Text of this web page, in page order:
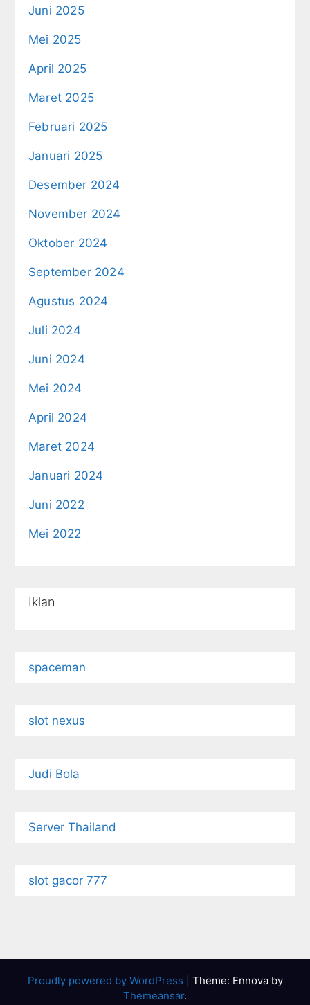
Juni 2025
Mei 2025
April 2025
Maret 2025
Februari 2025
Januari 2025
Desember 2024
November 2024
Oktober 2024
September 2024
Agustus 2024
Juli 2024
Juni 2024
Mei 2024
April 2024
Maret 2024
Januari 2024
Juni 2022
Mei 2022
Iklan
spaceman
slot nexus
Judi Bola
Server Thailand
slot gacor 777
Proudly powered by WordPress
Theme: Ennova by
Themeansar.